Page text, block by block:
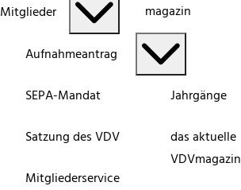
Mitglieder
Aufnahmeantrag
SEPA-Mandat
Satzung des VDV
Mitgliederservice
magazin
Jahrgänge
das aktuelle
VDVmagazin